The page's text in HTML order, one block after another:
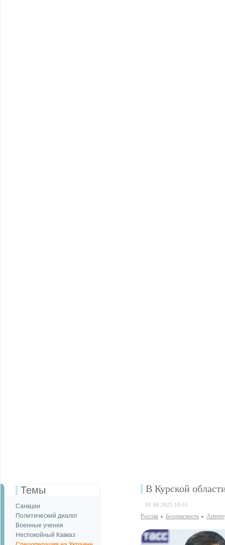
Темы
Санкции
Политический диалог
Военные учения
Неспокойный Кавказ
В Курской
01.06.2025 10:53
Россия Безопаcность